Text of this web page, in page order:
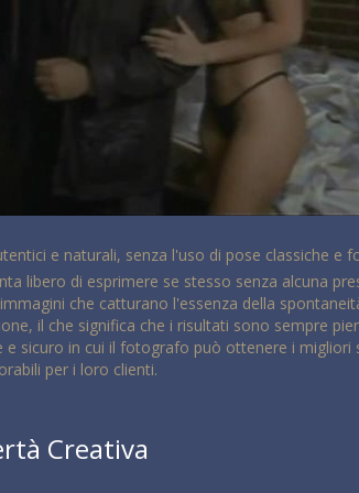
e naturali, senza l'uso di pose classiche e
libero di esprimere se stesso senza alcuna
che catturano l'essenza della
il che significa che i risultati sono sempre
sicuro in cui il fotografo può ottenere i
per i loro clienti.
Creativa